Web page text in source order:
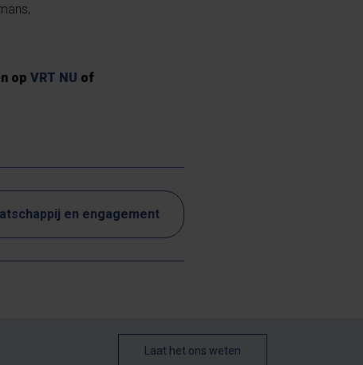
op VRT NU of
en engagement
Laat het ons weten